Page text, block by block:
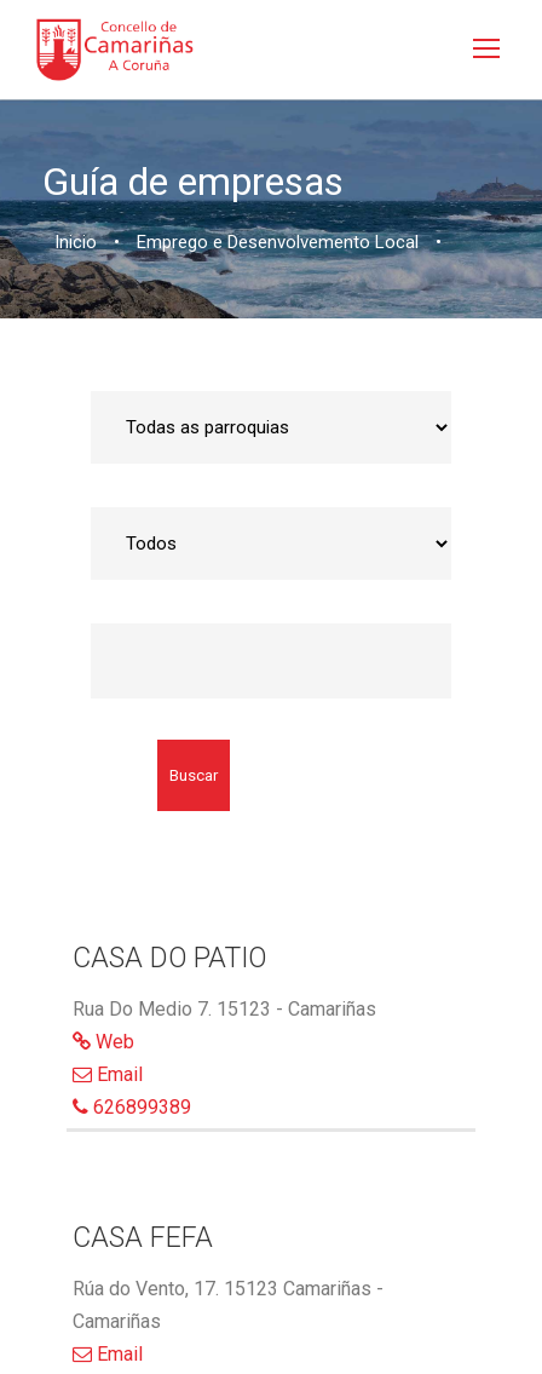
Guía de empresas
Inicio • Emprego e Desenvolvemento Local •
Buscar
CASA DO PATIO
Rua Do Medio 7. 15123 - Camariñas
Web
Email
626899389
CASA FEFA
Rúa do Vento, 17. 15123 Camariñas -
Camariñas
Email